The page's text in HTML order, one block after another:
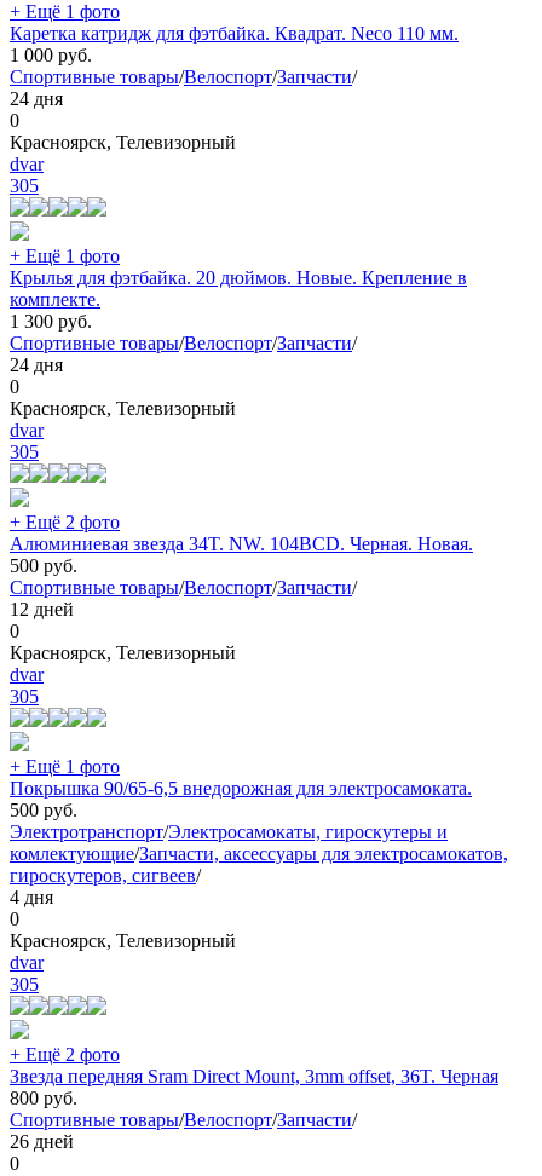
+ Ещё 1 фото
Каретка катридж для фэтбайка. Квадрат. Neco 110 мм.
1 000 руб.
Спортивные товары/Велоспорт/Запчасти/
24 дня
0
Красноярск, Телевизорный
dvar
305
+ Ещё 1 фото
Крылья для фэтбайка. 20 дюймов. Новые. Крепление в
комплекте.
1 300 руб.
Спортивные товары/Велоспорт/Запчасти/
24 дня
0
Красноярск, Телевизорный
dvar
305
+ Ещё 2 фото
Алюминиевая звезда 34T. NW. 104BCD. Черная. Новая.
500 руб.
Спортивные товары/Велоспорт/Запчасти/
12 дней
0
Красноярск, Телевизорный
dvar
305
+ Ещё 1 фото
Покрышка 90/65-6,5 внедорожная для электросамоката.
500 руб.
Электротранспорт/Электросамокаты, гироскутеры и
комлектующие/Запчасти, аксессуары для электросамокатов,
гироскутеров, сигвеев/
4 дня
0
Красноярск, Телевизорный
dvar
305
+ Ещё 2 фото
Звезда передняя Sram Direct Mount, 3mm offset, 36T. Черная
800 руб.
Спортивные товары/Велоспорт/Запчасти/
26 дней
0